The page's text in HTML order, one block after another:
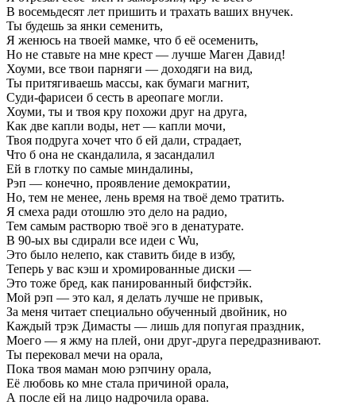
В восемьдесят лет пришить и трахать ваших внучек.
Ты будешь за янки семенить,
Я женюсь на твоей мамке, что б её осеменить,
Но не ставьте на мне крест — лучше Маген Давид!
Хоуми, все твои парняги — доходяги на вид,
Ты притягиваешь массы, как бумаги магнит,
Суди-фарисеи б сесть в ареопаге могли.
Хоуми, ты и твоя кру похожи друг на друга,
Как две капли воды, нет — капли мочи,
Твоя подруга хочет что б ей дали, страдает,
Что б она не скандалила, я засандалил
Ей в глотку по самые миндалины,
Рэп — конечно, проявление демократии,
Но, тем не менее, лень время на твоё демо тратить.
Я смеха ради отошлю это дело на радио,
Тем самым растворю твоё эго в денатурате.
В 90-ых вы сдирали все идеи с Wu,
Это было нелепо, как ставить биде в избу,
Теперь у вас кэш и хромированные диски —
Это тоже бред, как панированный бифстэйк.
Мой рэп — это кал, я делать лучше не привык,
За меня читает специально обученный двойник, но
Каждый трэк Димасты — лишь для попугая праздник,
Моего — я жму на плей, они друг-друга передразнивают.
Ты перековал мечи на орала,
Пока твоя маман мою рэпчину орала,
Её любовь ко мне стала причиной орала,
А после ей на лицо надрочила орава.